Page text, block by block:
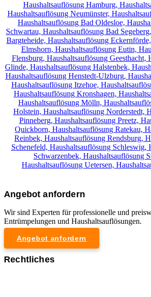
Haushaltsauflösung Hamburg,
Haushaltsauflösung Neumünster,
Haushaltsauflösung Bad Oldesloe,
Schwartau, Haushaltsauflösung Bad Segeberg,
Bargteheide, Haushaltsauflösung Eckernförde,
Elmshorn, Haushaltsauflösung Eutin,
Flensburg, Haushaltsauflösung Geesthacht,
Glinde, Haushaltsauflösung Halstenbek,
Haushaltsauflösung Henstedt-Ulzburg,
Haushaltsauflösung Itzehoe,
Haushaltsauflösung Kronshagen,
Haushaltsauflösung Mölln,
Holstein, Haushaltsauflösung Norderstedt,
Pinneberg, Haushaltsauflösung Preetz,
Quickborn, Haushaltsauflösung Ratekau,
Reinbek, Haushaltsauflösung Rendsburg,
Schenefeld, Haushaltsauflösung Schleswig,
Schwarzenbek, Haushaltsauflösung
Haushaltsauflösung Uetersen,
Angebot anfordern
Wir sind Experten für professionelle und
Entrümpelungen und Haushaltsauflösungen.
Angebot anfordern
Rechtliches